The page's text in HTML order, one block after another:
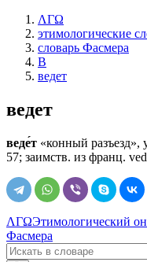
ΛΓΩ
этимологические
словарь Фасмера
В
ведет
ведет
веде́т «конный
57; заимств. из франц.
ΛΓΩЭтимологический
Фасмера